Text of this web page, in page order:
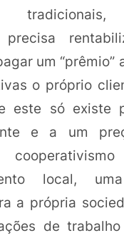
precisa
um “prêmio”
o próprio
este só existe
e a um
local,
a própria
de